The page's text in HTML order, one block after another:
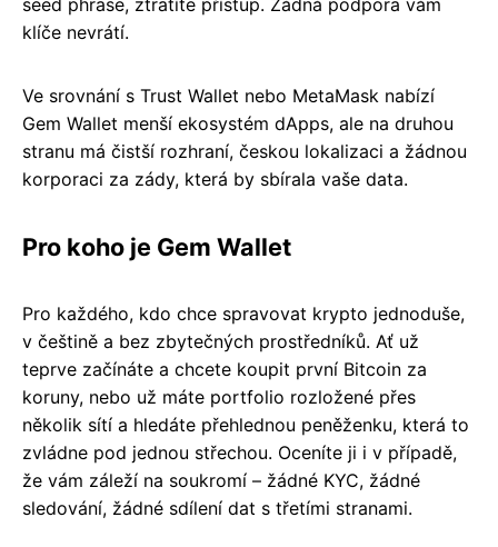
seed phrase, ztratíte přístup. Žádná podpora vám
klíče nevrátí.
Ve srovnání s Trust Wallet nebo MetaMask nabízí
Gem Wallet menší ekosystém dApps, ale na druhou
stranu má čistší rozhraní, českou lokalizaci a žádnou
korporaci za zády, která by sbírala vaše data.
Pro koho je Gem Wallet
Pro každého, kdo chce spravovat krypto jednoduše,
v češtině a bez zbytečných prostředníků. Ať už
teprve začínáte a chcete koupit první Bitcoin za
koruny, nebo už máte portfolio rozložené přes
několik sítí a hledáte přehlednou peněženku, která to
zvládne pod jednou střechou. Oceníte ji i v případě,
že vám záleží na soukromí – žádné KYC, žádné
sledování, žádné sdílení dat s třetími stranami.